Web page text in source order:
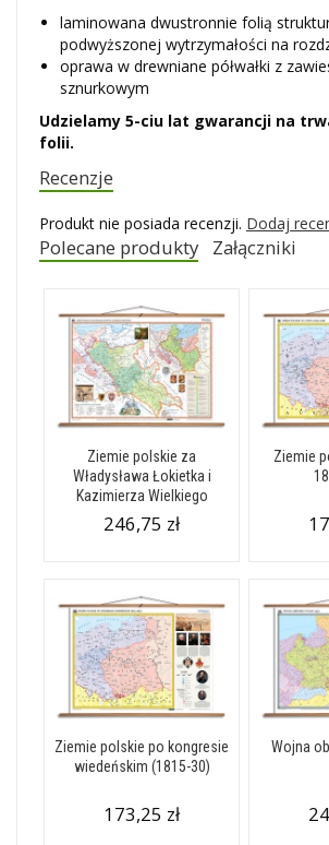
laminowana dwustronnie folią
podwyższonej wytrzymałości na
oprawa w drewniane półwałki z
sznurkowym
Udzielamy 5-ciu lat gwarancji na
folii.
Recenzje
Produkt nie posiada recenzji. Dodaj
Polecane produkty Załączniki
Ziemie polskie za
Władysława Łokietka i
Kazimierza Wielkiego
246,75 zł
Ziemie
Ziemie polskie po kongresie
wiedeńskim (1815-30)
173,25 zł
Wojna